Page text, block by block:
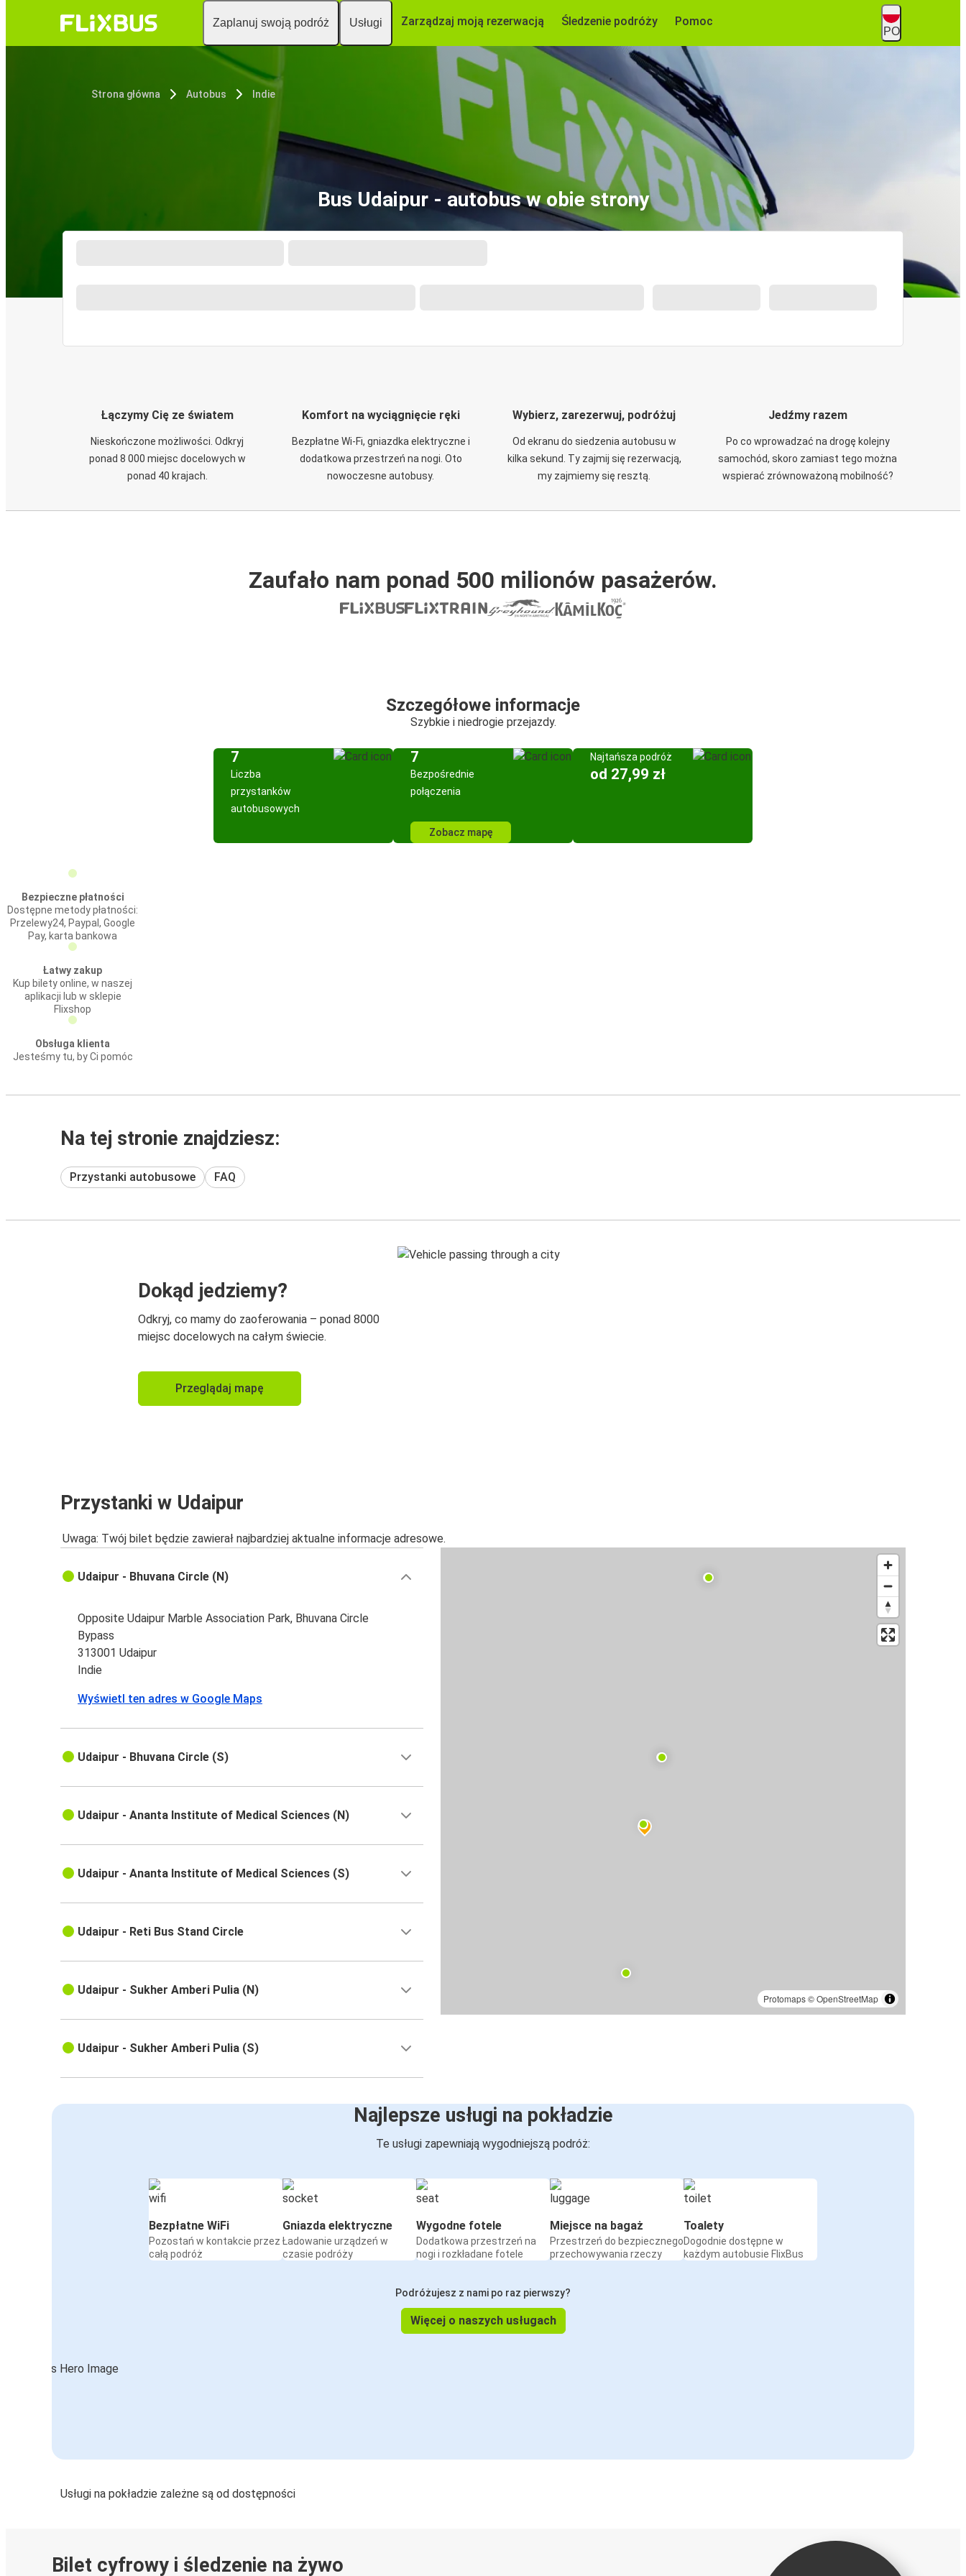
Zaplanuj swoją podróż Usługi Zarządzaj moją rezerwacją Śledzenie podróży Pomoc
PO
Strona główna Autobus Indie
Bus Udaipur - autobus w obie strony
Łączymy Cię ze światem
Nieskończone możliwości. Odkryj
ponad 8 000 miejsc docelowych w
ponad 40 krajach.
Komfort na wyciągnięcie ręki
Bezpłatne Wi-Fi, gniazdka elektryczne i
dodatkowa przestrzeń na nogi. Oto
nowoczesne autobusy.
Wybierz, zarezerwuj, podróżuj
Od ekranu do siedzenia autobusu w
kilka sekund. Ty zajmij się rezerwacją,
my zajmiemy się resztą.
Jedźmy razem
Po co wprowadzać na drogę kolejny
samochód, skoro zamiast tego można
wspierać zrównoważoną mobilność?
Zaufało nam ponad 500 milionów pasażerów.
Szczegółowe informacje
Szybkie i niedrogie przejazdy.
7
Liczba
przystanków
autobusowych
7
Bezpośrednie
połączenia
Zobacz mapę
Najtańsza podróż
od 27,99 zł
Bezpieczne płatności
Dostępne metody płatności:
Przelewy24, Paypal, Google
Pay, karta bankowa
Łatwy zakup
Kup bilety online, w naszej
aplikacji lub w sklepie
Flixshop
Obsługa klienta
Jesteśmy tu, by Ci pomóc
Na tej stronie znajdziesz:
Przystanki autobusowe FAQ
Dokąd jedziemy?
Odkryj, co mamy do zaoferowania – ponad 8000
miejsc docelowych na całym świecie.
Przeglądaj mapę
Przystanki w Udaipur
Uwaga: Twój bilet będzie zawierał najbardziej aktualne informacje adresowe.
Protomaps©OpenStreetMap
Udaipur - Bhuvana Circle (N)
Opposite Udaipur Marble Association Park, Bhuvana Circle
Bypass
313001 Udaipur
Indie
Wyświetl ten adres w Google Maps
Udaipur - Bhuvana Circle (S)
Udaipur - Ananta Institute of Medical Sciences (N)
Udaipur - Ananta Institute of Medical Sciences (S)
Udaipur - Reti Bus Stand Circle
Udaipur - Sukher Amberi Pulia (N)
Udaipur - Sukher Amberi Pulia (S)
Najlepsze usługi na pokładzie
Te usługi zapewniają wygodniejszą podróż:
Bezpłatne WiFi
Pozostań w kontakcie przez
całą podróż
Gniazda elektryczne
Ładowanie urządzeń w
czasie podróży
Wygodne fotele
Dodatkowa przestrzeń na
nogi i rozkładane fotele
Miejsce na bagaż
Przestrzeń do bezpiecznego
przechowywania rzeczy
Toalety
Dogodnie dostępne w
każdym autobusie FlixBus
Podróżujesz z nami po raz pierwszy?
Więcej o naszych usługach
Usługi na pokładzie zależne są od dostępności
Bilet cyfrowy i śledzenie na żywo